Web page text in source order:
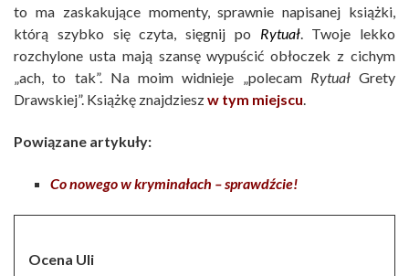
to ma zaskakujące momenty, sprawnie napisanej książki,
którą szybko się czyta, sięgnij po
Rytuał. Twoje lekko
rozchylone usta mają szansę wypuścić obłoczek z cichym
„ach, to tak”. Na moim widnieje „polecam RytuałGrety
Drawskiej”. Książkę znajdzieszw tym miejscu.
Powiązane artykuły:
Co nowego w kryminałach – sprawdźcie!
Ocena Uli